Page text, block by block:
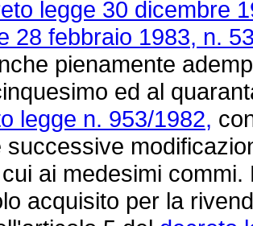
legge 30 dicembre
28 febbraio 1983, n.
pienamente
ed al
legge n. 953/1982,
successive
ai medesimi
acquisito per la